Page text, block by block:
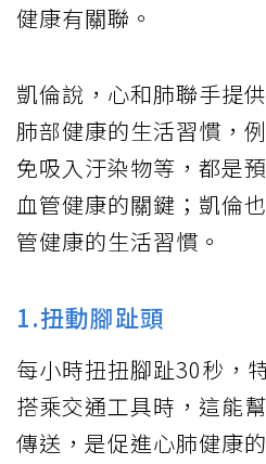
健康有關聯。
凱倫說，心和肺聯手提
肺部健康的生活習慣，
免吸入汙染物等，都是
血管健康的關鍵；凱倫
管健康的生活習慣。
1.扭動腳趾頭
每小時扭扭腳趾30秒，
搭乘交通工具時，這能
傳送，是促進心肺健康